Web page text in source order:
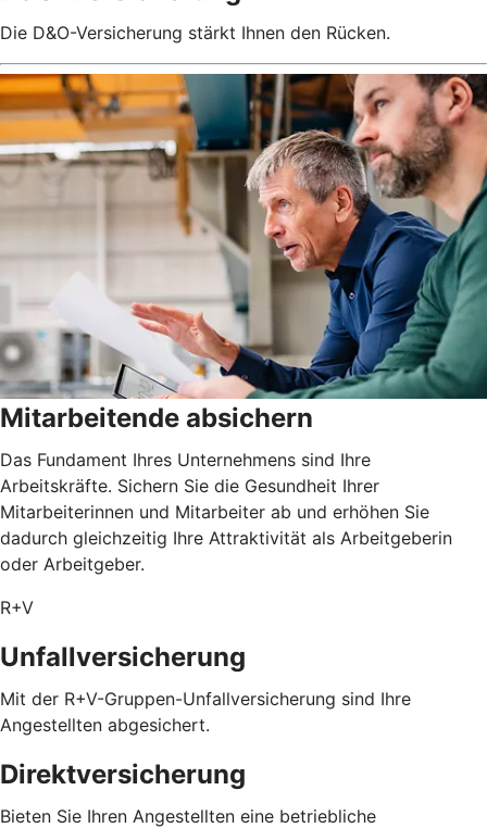
Die D&O-Versicherung stärkt Ihnen den Rücken.
Mitarbeitende absichern
Das Fundament Ihres Unternehmens sind Ihre
Arbeitskräfte. Sichern Sie die Gesundheit Ihrer
Mitarbeiterinnen und Mitarbeiter ab und erhöhen Sie
dadurch gleichzeitig Ihre Attraktivität als Arbeitgeberin
oder Arbeitgeber.
R+V
Unfallversicherung
Mit der R+V-Gruppen-Unfallversicherung sind Ihre
Angestellten abgesichert.
Direktversicherung
Bieten Sie Ihren Angestellten eine betriebliche